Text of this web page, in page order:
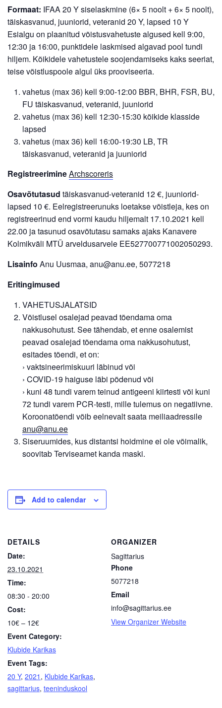
Formaat: IFAA 20 Y siselaskmine (6× 5 noolt + 6× 5 noolt),
täiskasvanud, juuniorid, veteranid 20 Y, lapsed 10 Y
Esialgu on plaanitud võistusvahetuste algused kell 9:00,
12:30 ja 16:00, punktidele laskmised algavad pool tundi
hiljem. Kõikidele vahetustele soojendamiseks kaks seeriat,
teise võistluspoole algul üks prooviseeria.
vahetus (max 36) kell 9:00-12:00 BBR, BHR, FSR, BU,
FU täiskasvanud, veteranid, juuniorid
vahetus (max 36) kell 12:30-15:30 kõikide klasside
lapsed
vahetus (max 36) kell 16:00-19:30 LB, TR
täiskasvanud, veteranid ja juuniorid
RegistreerimineArchscoreris
Osavõtutasud täiskasvanud-veteranid 12 €, juuniorid-
lapsed 10 €. Eelregistreerunuks loetakse võistleja, kes on
registreerinud end vormi kaudu hiljemalt 17.10.2021 kell
22.00 ja tasunud osavõtutasu samaks ajaks Kanavere
Kolmikväli MTÜ arveldusarvele EE527700771002050293.
Lisainfo Anu Uusmaa, anu@anu.ee, 5077218
Eritingimused
VAHETUSJALATSID
Võistlusel osalejad peavad tõendama oma
nakkusohutust. See tähendab, et enne osalemist
peavad osalejad tõendama oma nakkusohutust,
esitades tõendi, et on:
› vaktsineerimiskuuri läbinud või
› COVID-19 haiguse läbi põdenud või
› kuni 48 tundi varem teinud antigeeni kiirtesti või kuni
72 tundi varem PCR-testi, mille tulemus on negatiivne.
Koroonatõendi võib eelnevalt saata meiliaadressile
anu@anu.ee
Siseruumides, kus distantsi hoidmine ei ole võimalik,
soovitab Terviseamet kanda maski.
Add to calendar
DETAILS
Date:
23.10.2021
Time:
08:30 - 20:00
Cost:
10€ – 12€
Event Category:
Klubide Karikas
Event Tags:
20 Y, 2021 , Klubide Karikas,
sagittarius, teeninduskool
ORGANIZER
Sagittarius
Phone
5077218
Email
info@sagittarius.ee
View Organizer Website